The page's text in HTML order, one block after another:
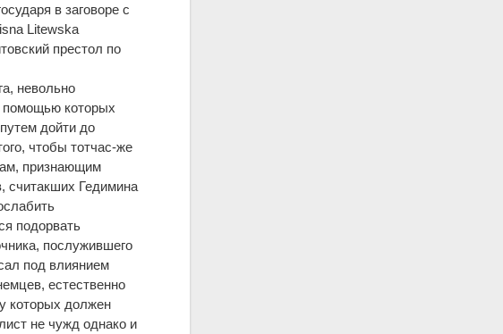
в заговоре с
Litewska
престол по
невольно
помощью которых
дойти до
чтобы тотчас-же
признающим
считакших Гедимина
подорвать
послужившего
под влиянием
естественно
которых должен
не чужд однако и